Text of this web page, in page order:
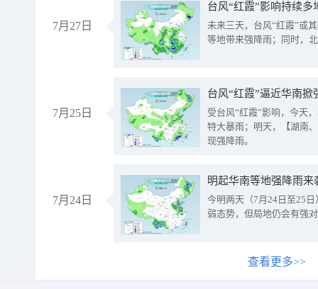
7月27日
台风“红霞”影响持续
未来三天，台风“红霞”或
等地带来强降雨；同时，
7月25日
台风“红霞”逼近华南
受台风“红霞”影响，今天
特大暴雨；明天，【湖南
现强降雨。
7月24日
明起华南等地强降雨
今明两天（7月24日至25
弱态势，但局地仍会有强
查看更多>>